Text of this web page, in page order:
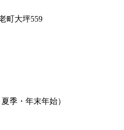
町大坪559
季・年末年始）